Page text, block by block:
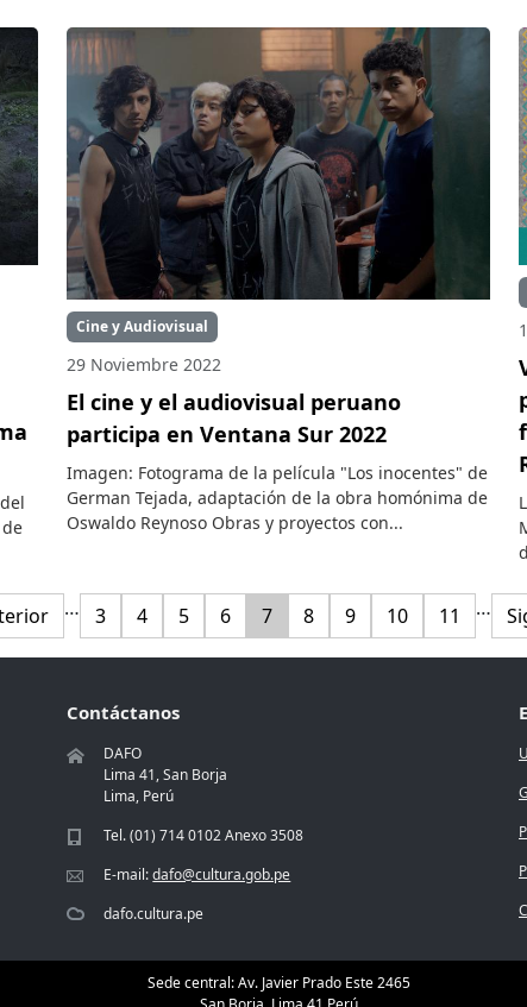
Cine y Audiovisual
29 Noviembre 2022
El cine y el audiovisual peruano
participa en Ventana Sur 2022
Imagen: Fotograma de la película "Los inocentes" de
German Tejada, adaptación de la obra homónima de
Oswaldo Reynoso Obras y proyectos con...
Paginación
anterior
… Página
3 Página
4 Página
5 Página
6 Página
7 Página
8 Página
9 Página
10 Página
11 …
Contáctanos
DAFO
Lima 41, San Borja
Lima, Perú
Tel. (01) 714 0102 Anexo 3508
E-mail:dafo@cultura.gob.pe
dafo.cultura.pe
Sede central: Av. Javier Prado Este 2465